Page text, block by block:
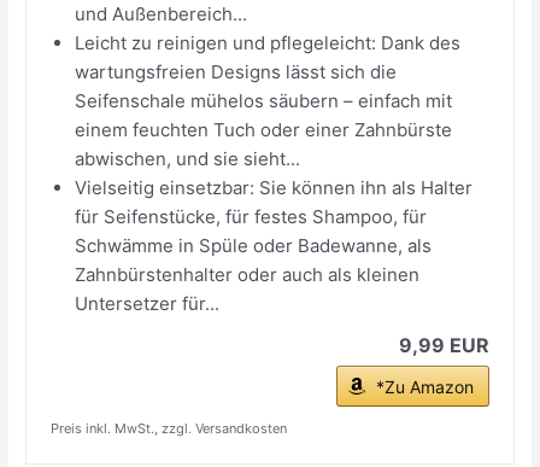
und Außenbereich...
Leicht zu reinigen und pflegeleicht: Dank des
wartungsfreien Designs lässt sich die
Seifenschale mühelos säubern – einfach mit
einem feuchten Tuch oder einer Zahnbürste
abwischen, und sie sieht...
Vielseitig einsetzbar: Sie können ihn als Halter
für Seifenstücke, für festes Shampoo, für
Schwämme in Spüle oder Badewanne, als
Zahnbürstenhalter oder auch als kleinen
Untersetzer für...
9,99 EUR
*Zu Amazon
Preis inkl. MwSt., zzgl. Versandkosten